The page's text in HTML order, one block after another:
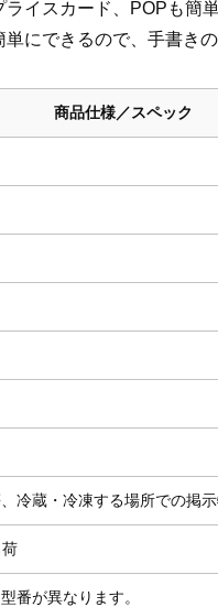
イスカード、POPも簡単
にできるので、手書き
商品仕様／スペック
冷蔵・冷凍する場所での掲示
番が異なります。